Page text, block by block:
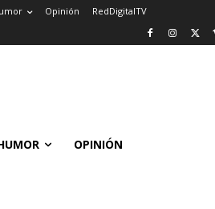
Opinión RedDigitalTV
OPINIÓN